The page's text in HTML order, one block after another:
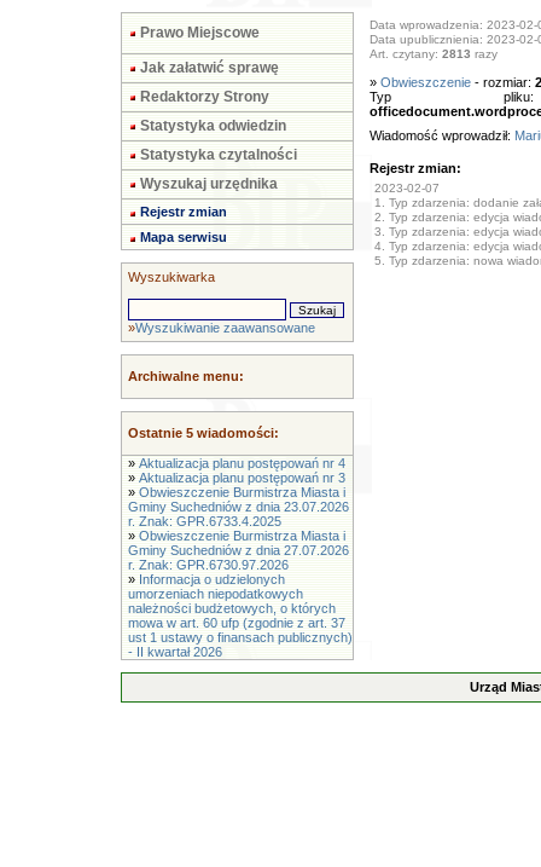
Prawo Miejscowe
Jak załatwić sprawę
Redaktorzy Strony
Statystyka odwiedzin
Statystyka czytalności
Wyszukaj urzędnika
Rejestr zmian
Mapa serwisu
Wyszukiwarka
»Wyszukiwanie zaawansowane
Archiwalne menu:
Ostatnie 5 wiadomości:
» Aktualizacja planu postępowań nr 4
» Aktualizacja planu postępowań nr 3
» Obwieszczenie Burmistrza Miasta i
Gminy Suchedniów z dnia 23.07.2026
r. Znak: GPR.6733.4.2025
» Obwieszczenie Burmistrza Miasta i
Gminy Suchedniów z dnia 27.07.2026
r. Znak: GPR.6730.97.2026
» Informacja o udzielonych
umorzeniach niepodatkowych
należności budżetowych, o których
mowa w art. 60 ufp (zgodnie z art. 37
ust 1 ustawy o finansach publicznych)
- II kwartał 2026
Data wprowadzenia: 2023-02-
Data upublicznienia: 2023-02-
Art. czytany: 2813 razy
» Obwieszczenie- rozmiar:
Typ
Wiadomość wprowadził:
Rejestr zmian:
2023-02-07
1. Typ zdarzenia: dodanie
2. Typ zdarzenia: edycja
3. Typ zdarzenia: edycja
4. Typ zdarzenia: edycja
5. Typ zdarzenia: nowa
Urząd